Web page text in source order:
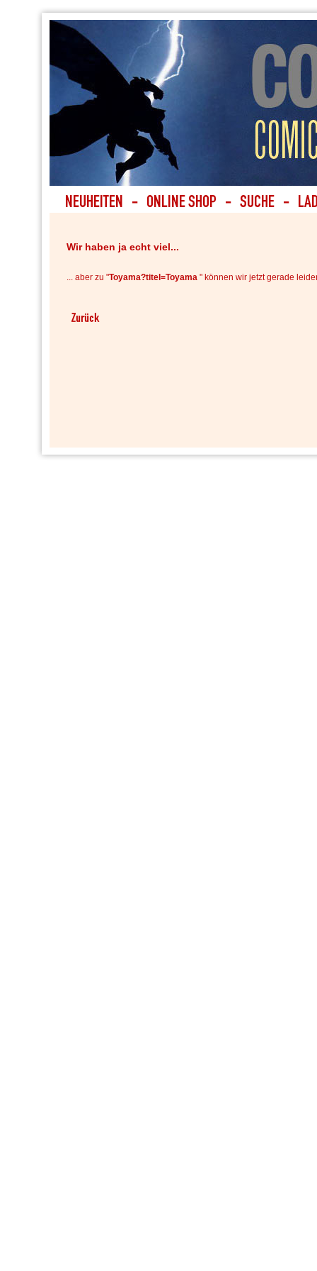
Wir haben ja echt viel...
... aber zu "Toyama?titel=Toyama " können wir jetzt gerade